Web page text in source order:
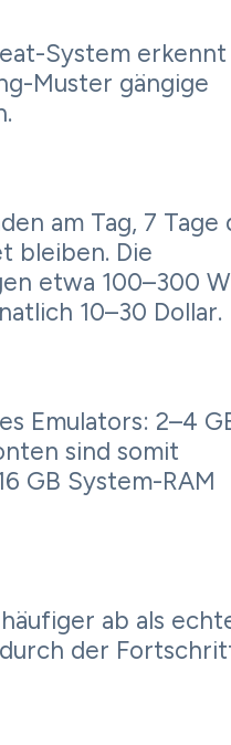
System erkennt
Muster gängige
am Tag, 7 Tage
bleiben. Die
etwa 100–300
10–30 Dollar.
Emulators: 2–4
sind somit
GB System-RAM
ab als
der